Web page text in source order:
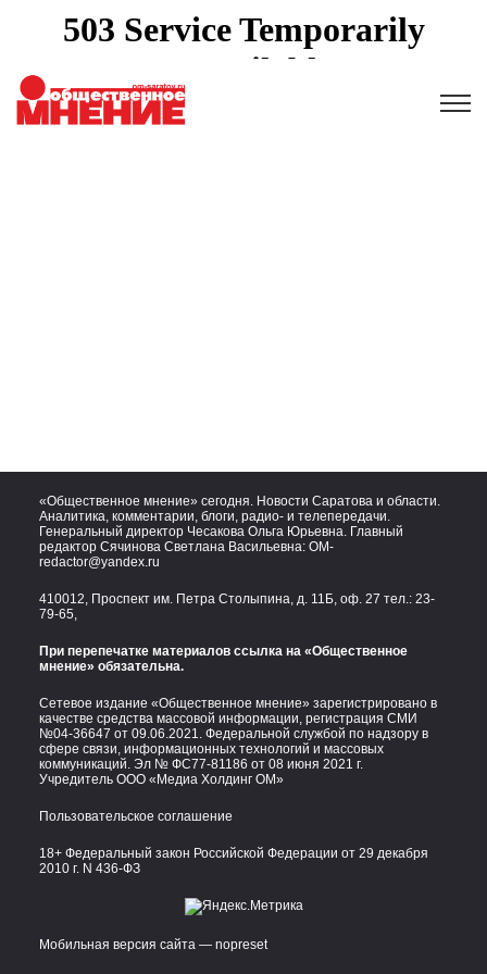
«Общественное мнение» сегодня. Новости Саратова и области.
Аналитика, комментарии, блоги, радио- и телепередачи.
Генеральный директор Чесакова Ольга Юрьевна. Главный
редактор Сячинова Светлана Васильевна: OM-
redactor@yandex.ru
410012, Проспект им. Петра Столыпина, д. 11Б, оф. 27 тел.: 23-
79-65,
При перепечатке материалов ссылка на «Общественное
мнение» обязательна.
Сетевое издание «Общественное мнение» зарегистрировано в
качестве средства массовой информации, регистрация СМИ
№04-36647 от 09.06.2021. Федеральной службой по надзору в
сфере связи, информационных технологий и массовых
коммуникаций. Эл № ФС77-81186 от 08 июня 2021 г.
Учредитель ООО «Медиа Холдинг ОМ»
Пользовательское соглашение
18+ Федеральный закон Российской Федерации от 29 декабря
2010 г. N 436-ФЗ
Мобильная версия сайта — nopreset